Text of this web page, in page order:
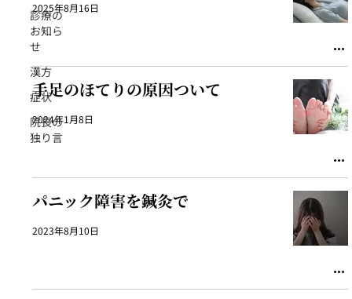
診療の
お知ら
せ
漢方
症状
院長の
独り言
2025年8月16日
手足のほてりの原因ついて
2024年1月8日
パニック障害を鍼灸で
2023年8月10日